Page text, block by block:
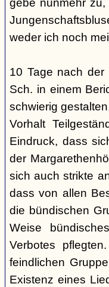
gebe nunmehr
weder ich noch
10 Tage nach
Sch. in einem
schwierig
Vorhalt
Eindruck, dass
der
sich auch strikte
dass von allen
die bündischen
Weise
Verbotes
feindlichen
Existenz eines